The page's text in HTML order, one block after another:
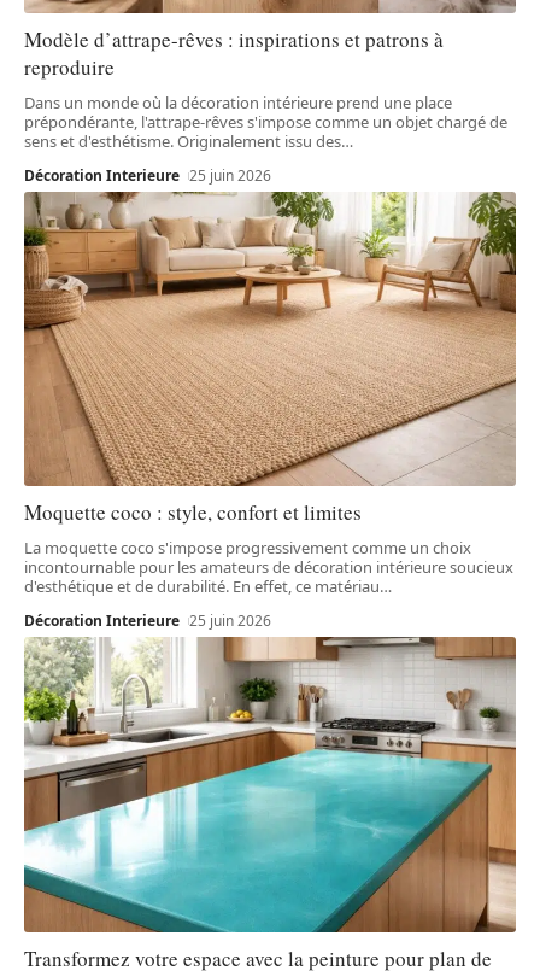
Modèle d’attrape-rêves : inspirations et patrons à
reproduire
Dans un monde où la décoration intérieure prend une place
prépondérante, l'attrape-rêves s'impose comme un objet chargé de
sens et d'esthétisme. Originalement issu des…
Décoration Interieure 25 juin 2026
Moquette coco : style, confort et limites
La moquette coco s'impose progressivement comme un choix
incontournable pour les amateurs de décoration intérieure soucieux
d'esthétique et de durabilité. En effet, ce matériau…
Décoration Interieure 25 juin 2026
Transformez votre espace avec la peinture pour plan de